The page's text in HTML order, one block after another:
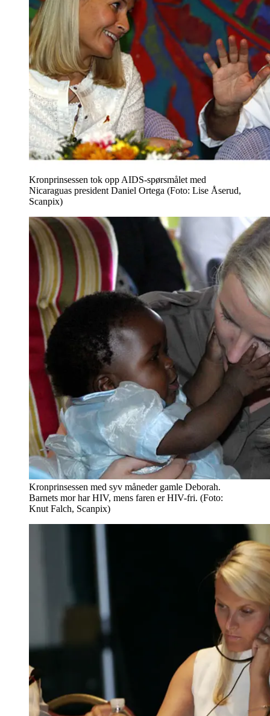
Kronprinsessen tok opp AIDS-spørsmålet med
Nicaraguas president Daniel Ortega (Foto: Lise Åserud,
Scanpix)
Kronprinsessen med syv måneder gamle Deborah.
Barnets mor har HIV, mens faren er HIV-fri. (Foto:
Knut Falch, Scanpix)